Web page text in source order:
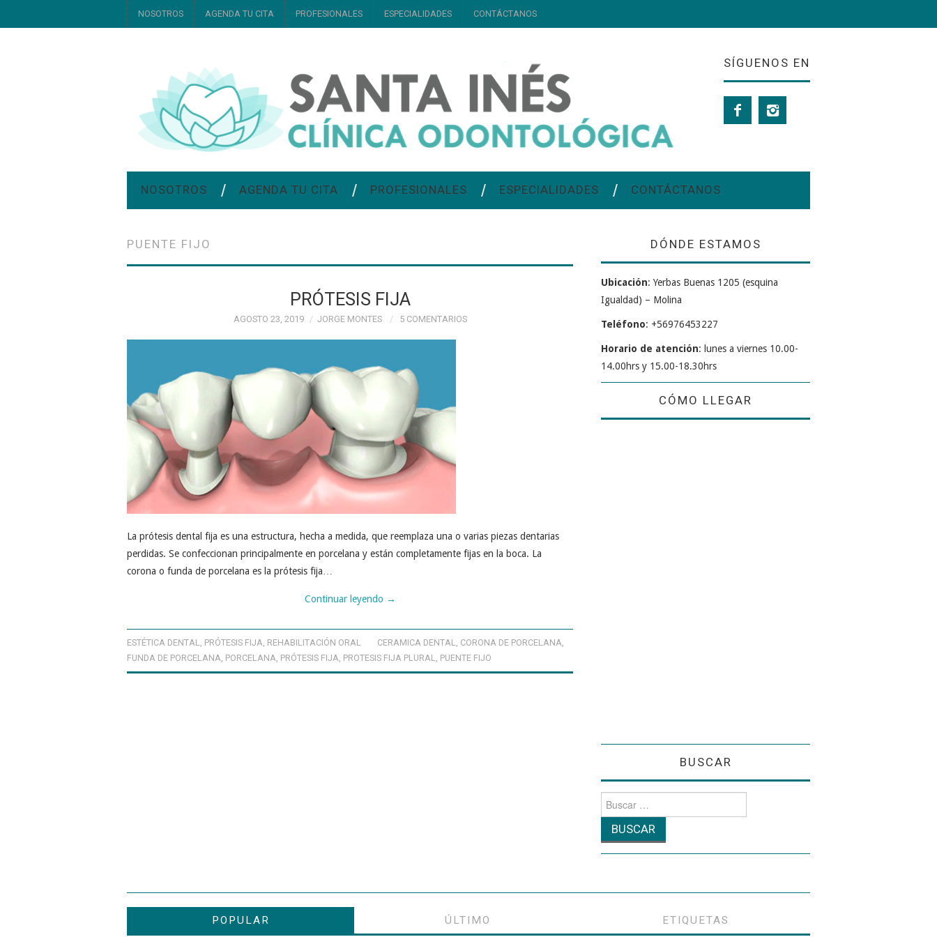
NOSOTROS AGENDA TU CITA PROFESIONALES ESPECIALIDADES CONTÁCTANOS
SÍGUENOS EN
NOSOTROS AGENDA TU CITA PROFESIONALES ESPECIALIDADES CONTÁCTANOS
PUENTE FIJO
PRÓTESIS FIJA
AGOSTO 23, 2019 JORGE MONTES 5 COMENTARIOS
La prótesis dental fija es una estructura, hecha a medida, que reemplaza una o varias piezas dentarias
perdidas. Se confeccionan principalmente en porcelana y están completamente fijas en la boca. La
corona o funda de porcelana es la prótesis fija…
Continuar leyendo →
ESTÉTICA DENTAL PRÓTESIS FIJA REHABILITACIÓN ORAL CERAMICA DENTAL CORONA DE PORCELANA
FUNDA DE PORCELANA PORCELANA PRÓTESIS FIJA PROTESIS FIJA PLURAL PUENTE FIJO
DÓNDE ESTAMOS
Ubicación: Yerbas Buenas 1205 (esquina
Igualdad) – Molina
Teléfono: +56976453227
Horario de atención: lunes a viernes 10.00-
14.00hrs y 15.00-18.30hrs
CÓMO LLEGAR
BUSCAR
por:
POPULAR ÚLTIMO ETIQUETAS